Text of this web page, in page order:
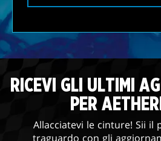
RICEVI GLI ULTIMI
PER
Allacciatevi le cinture! Sii il
traguardo con gli